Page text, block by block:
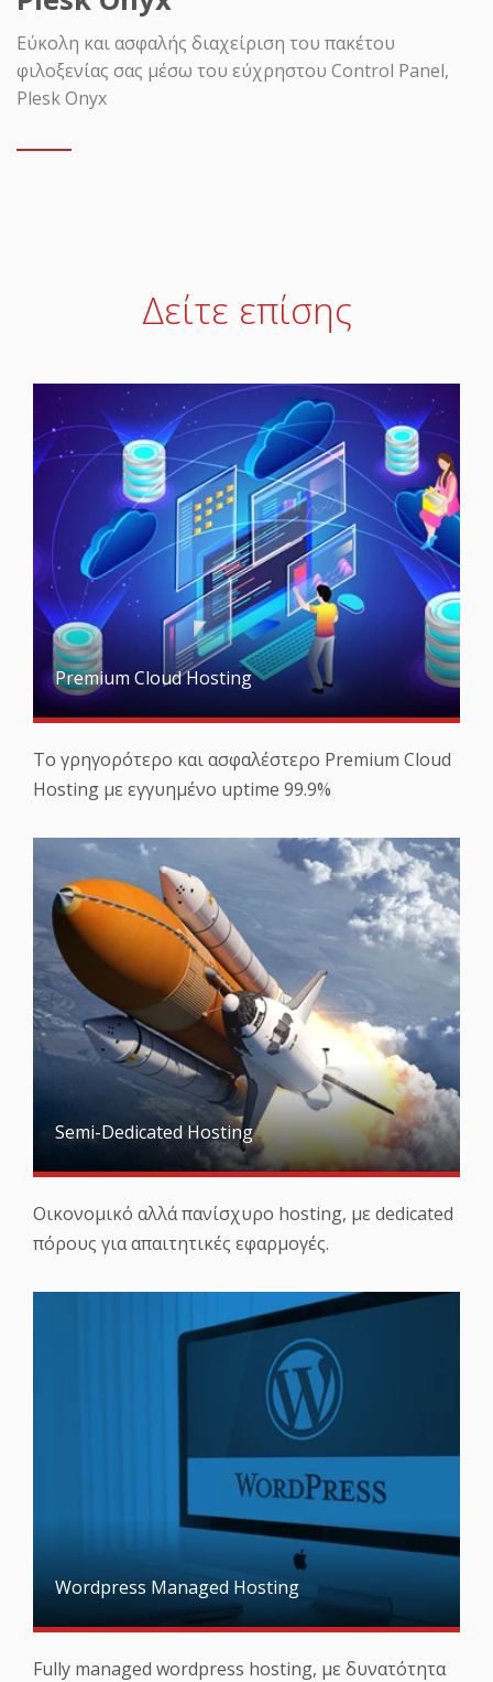
Εύκολη και ασφαλής διαχείριση του πακέτου
φιλοξενίας σας μέσω του εύχρηστου Control Panel,
Plesk Onyx
Δείτε επίσης
Premium Cloud Hosting
Το γρηγορότερο και ασφαλέστερο Premium Cloud
Hosting με εγγυημένο uptime 99.9%
Semi-Dedicated Hosting
Οικονομικό αλλά πανίσχυρο hosting, με dedicated
πόρους για απαιτητικές εφαρμογές.
Wordpress Managed Hosting
Fully managed wordpress hosting, με δυνατότητα